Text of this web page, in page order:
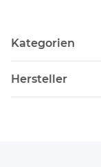
Kategorien
Hersteller